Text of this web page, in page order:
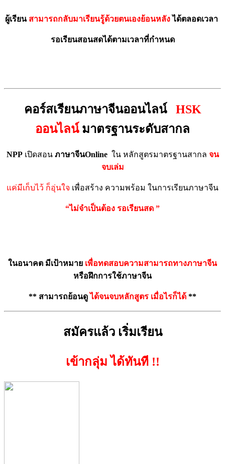
ผู้เรียนสามารถกลับมาเรียนรู้ด้วยตนเองย้อนหลังได้ตลอดเวลา
รอเรียนสอนสดได้ตามเวลาที่กำหนด
คอร์สเรียนภาษาจีนออนไลน์
HSK
ออนไลน์ มาตรฐานระดับสากล
NPPเปิดสอน ภาษาจีนOnlineใน หลักสูตรมาตรฐานสากล จน
จบเล่ม
แค่มีเก็บไว้ ก็อุ่นใจ เพื่อสร้าง ความพร้อม ในการเรียนภาษาจีน
“ไม่จำเป็นต้อง รอเรียนสด ”
ในอนาคต มีเป้าหมาย เพื่อทดสอบความสามารถทางภาษาจีน
หรือฝึกการใช้ภาษาจีน
** สามารถย้อนดู ได้จนจบหลักสูตร เมื่อไรก็ได้ **
สมัครแล้ว เริ่มเรียน
เข้ากลุ่ม ได้ทันที !!